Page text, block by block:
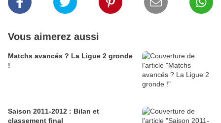
Vous aimerez aussi
Matchs avancés ? La Ligue 2 gronde
!
Saison 2011-2012 : Bilan et
classement final